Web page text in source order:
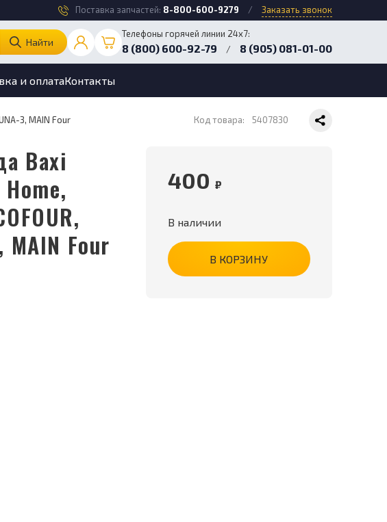
Поставка запчастей: 8-800-600-9279 / Заказать звонок
Найти
Телефоны горячей линии 24х7:
8 (800) 600-92-79 / 8 (905) 081-01-00
и оплатаКонтакты
3, MAIN Four Код товара: 5407830
Home,
MAIN Four
400 ₽
В наличии
В КОРЗИНУ